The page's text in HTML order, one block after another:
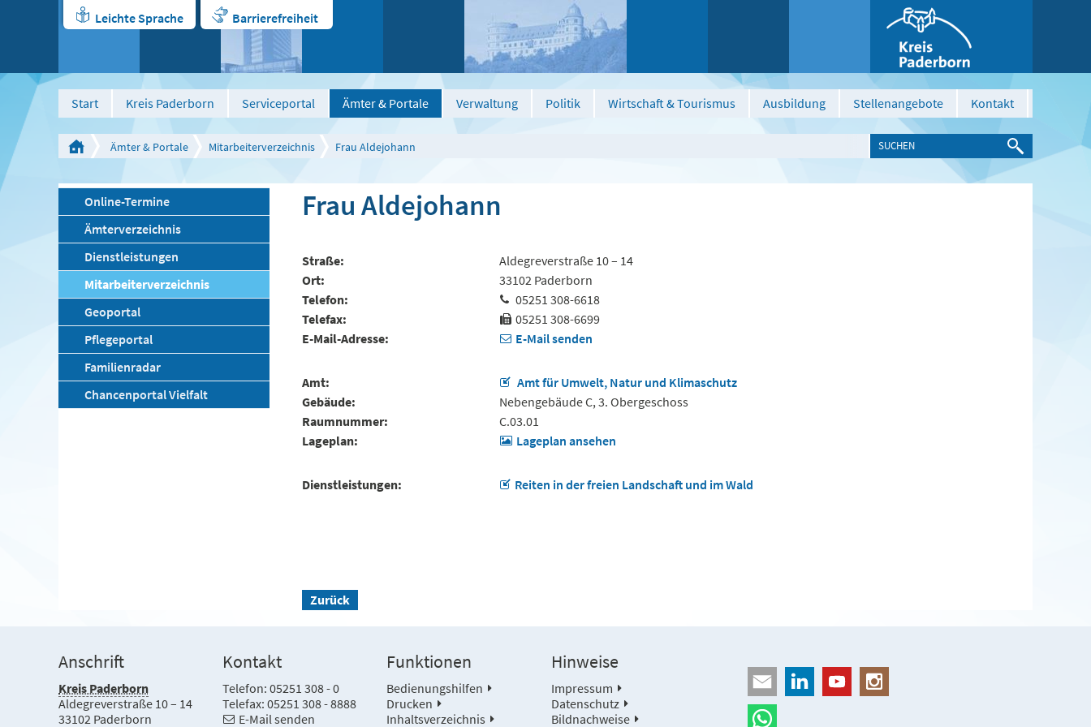
Leichte Sprache Barrierefreiheit
Start Kreis Paderborn Serviceportal Ämter & Portale Verwaltung Politik Wirtschaft & Tourismus Ausbildung Stellenangebote Kontakt
Ämter & Portale Mitarbeiterverzeichnis Frau Aldejohann
Online-Termine
Ämterverzeichnis
Dienstleistungen
Mitarbeiterverzeichnis
Geoportal
Pflegeportal
Familienradar
Chancenportal Vielfalt
Frau Aldejohann
Straße
Aldegreverstraße 10 – 14
Ort
33102 Paderborn
Telefon
05251 308-6618
Telefax
05251 308-6699
E-Mail-Adresse
E-Mail senden
Amt
Amt für Umwelt, Natur und Klimaschutz
Gebäude
Nebengebäude C, 3. Obergeschoss
Raumnummer
C.03.01
Lageplan
Lageplan ansehen
Dienstleistungen Reiten in der freien Landschaft und im Wald
Zurück
Anschrift
Kreis Paderborn
Aldegreverstraße 10 – 14
33102 Paderborn
Kontakt
Telefon: 05251 308 - 0
Telefax: 05251 308 - 8888
E-Mail senden
Funktionen
Bedienungshilfen
Drucken
Inhaltsverzeichnis
Hinweise
Impressum
Datenschutz
Bildnachweise